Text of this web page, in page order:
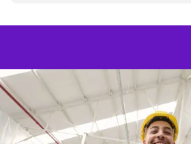
experiență în domeniu.
să-ți poți desfășura
activitatea.
Faci parte dintr-o echipă
colegii se ajută reciproc,